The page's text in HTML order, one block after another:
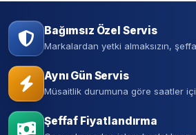
Bağımsız Özel Servis
Markalardan yetki almaksızın,
Aynı Gün Servis
Müsaitlik durumuna göre saatler
Şeffaf Fiyatlandırma